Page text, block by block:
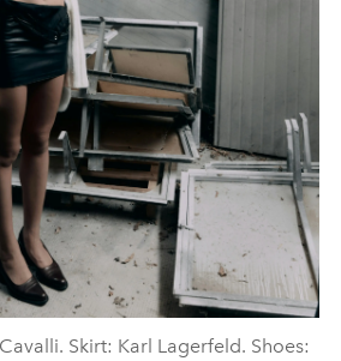
Skirt: Karl Lagerfeld. Shoes: